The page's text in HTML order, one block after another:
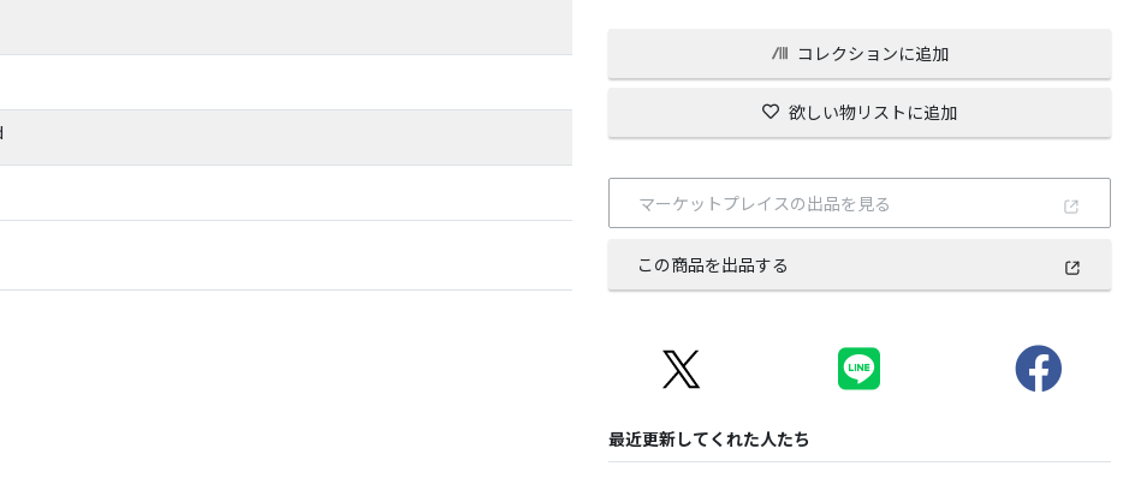
コレクションに追加
欲しい物リストに追加
マーケットプレイスの出品を見る
この商品を出品する
最近更新してくれた人たち